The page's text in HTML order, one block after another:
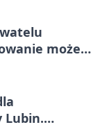
może
Lubin.